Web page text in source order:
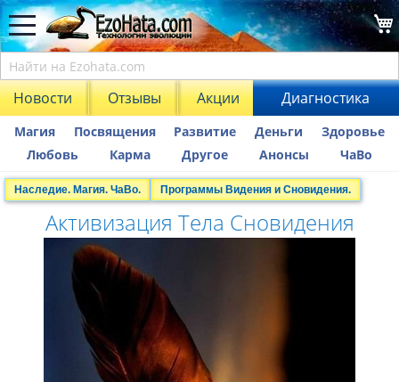
Новости Отзывы Акции Диагностика
Магия Посвящения Развитие Деньги
Здоровье
Любовь
Карма Другое Анонсы ЧаВо
Наследие. Магия. ЧаВо. Программы Видения и Сновидения.
Активизация Тела Сновидения